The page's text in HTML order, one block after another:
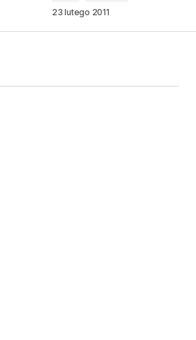
23 lutego 2011